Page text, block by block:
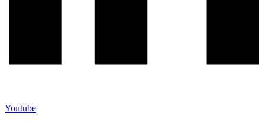
Youtube